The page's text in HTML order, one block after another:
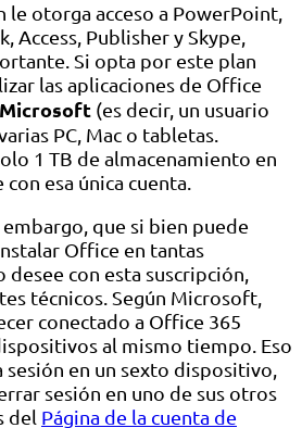
le otorga acceso a PowerPoint,
Access, Publisher y Skype,
Si opta por este plan
las aplicaciones de Office
(es decir, un usuario
PC, Mac o tabletas.
1 TB de almacenamiento en
esa única cuenta.
embargo, que si bien puede
Office en tantas
con esta suscripción,
técnicos. Según Microsoft,
conectado a Office 365
al mismo tiempo. Eso
sesión en un sexto dispositivo,
sesión en uno de sus otros
del Página de la cuenta de